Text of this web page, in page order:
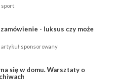
sport
- luksus czy może
artykuł sponsorowany
się w domu. Warsztaty o